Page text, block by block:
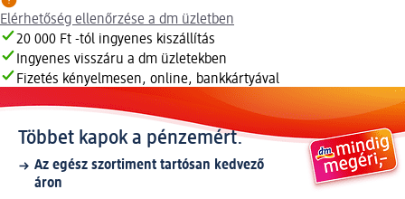
Elérhetőség ellenőrzése a dm üzletben
20 000 Ft -tól ingyenes kiszállítás
Ingyenes visszáru a dm üzletekben
Fizetés kényelmesen, online, bankkártyával
Többet kapok a pénzemért.
Az egész szortiment tartósan kedvező
áron